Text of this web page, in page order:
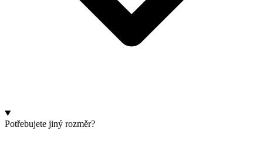
Potřebujete jiný rozměr?